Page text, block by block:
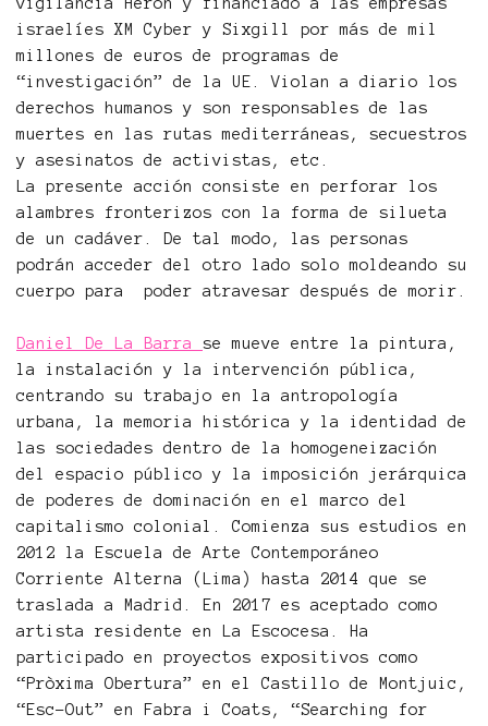
israelíes XM Cyber y Sixgill por más de mil
millones de euros de programas de
“investigación” de la UE. Violan a diario los
derechos humanos y son responsables de las
muertes en las rutas mediterráneas, secuestros
y asesinatos de activistas, etc.
La presente acción consiste en perforar los
alambres fronterizos con la forma de silueta
de un cadáver. De tal modo, las personas
podrán acceder del otro lado solo moldeando su
cuerpo para poder atravesar después de morir.
Daniel De La Barra se mueve entre la pintura,
la instalación y la intervención pública,
centrando su trabajo en la antropología
urbana, la memoria histórica y la identidad de
las sociedades dentro de la homogeneización
del espacio público y la imposición jerárquica
de poderes de dominación en el marco del
capitalismo colonial. Comienza sus estudios en
2012 la Escuela de Arte Contemporáneo
Corriente Alterna (Lima) hasta 2014 que se
traslada a Madrid. En 2017 es aceptado como
artista residente en La Escocesa. Ha
participado en proyectos expositivos como
“Pròxima Obertura” en el Castillo de Montjuic,
“Esc-Out” en Fabra i Coats, “Searching for